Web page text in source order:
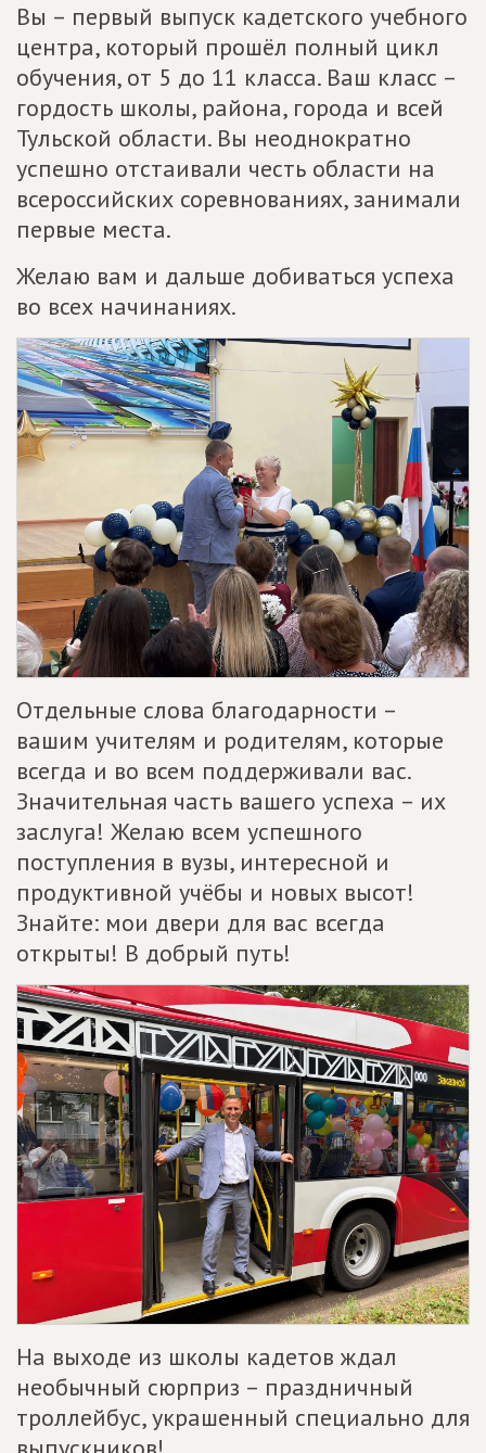
Вы – первый выпуск кадетского учебного
центра, который прошёл полный цикл
обучения, от 5 до 11 класса. Ваш класс –
гордость школы, района, города и всей
Тульской области. Вы неоднократно
успешно отстаивали честь области на
всероссийских соревнованиях, занимали
первые места.
Желаю вам и дальше добиваться успеха
во всех начинаниях.
Отдельные слова благодарности –
вашим учителям и родителям, которые
всегда и во всем поддерживали вас.
Значительная часть вашего успеха – их
заслуга! Желаю всем успешного
поступления в вузы, интересной и
продуктивной учёбы и новых высот!
Знайте: мои двери для вас всегда
открыты! В добрый путь!
На выходе из школы кадетов ждал
необычный сюрприз – праздничный
троллейбус, украшенный специально для